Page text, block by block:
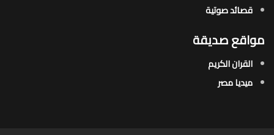
قصائد صوتية
مواقع صديقة
القران الكريم
ميديا مصر